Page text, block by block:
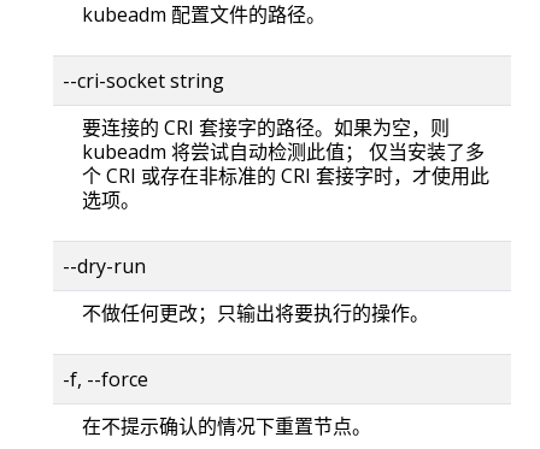
kubeadm 配置文件的路径。
--cri-socket string
要连接的 CRI 套接字的路径。如果为空，则
kubeadm 将尝试自动检测此值； 仅当安装了多
个 CRI 或存在非标准的 CRI 套接字时，才使用此
选项。
--dry-run
不做任何更改；只输出将要执行的操作。
-f, --force
在不提示确认的情况下重置节点。